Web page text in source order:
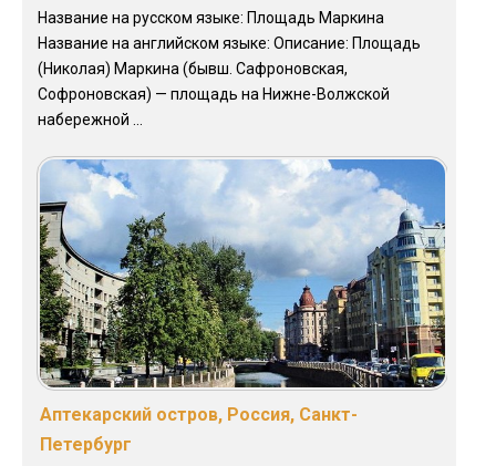
Название на русском языке: Площадь Маркина
Название на английском языке: Описание: Площадь
(Николая) Маркина (бывш. Сафроновская,
Софроновская) — площадь на Нижне-Волжской
набережной ...
Аптекарский остров, Россия, Санкт-
Петербург